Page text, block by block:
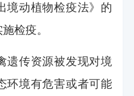
境动植物检疫法》的
检疫。
传资源被发现对境
环境有危害或者可能